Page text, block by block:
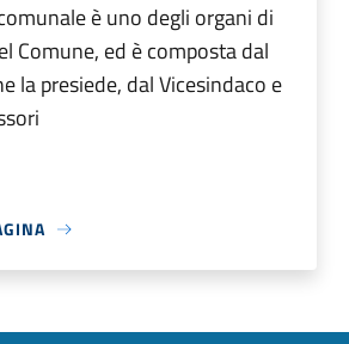
è uno degli organi di
Comune, ed è composta dal
la presiede, dal Vicesindaco e